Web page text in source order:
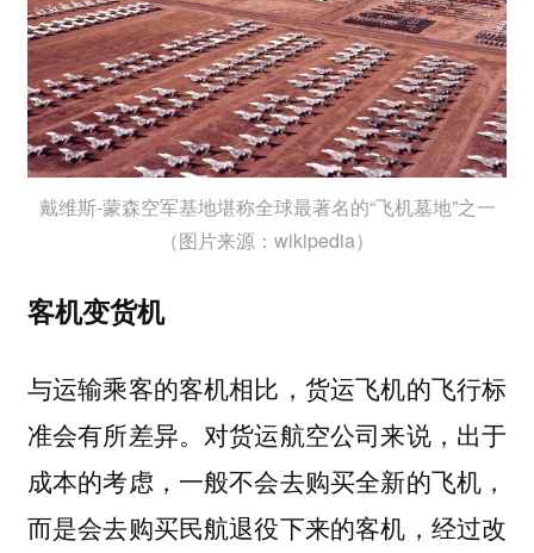
戴维斯-蒙森空军基地堪称全球最著名的“飞机墓地”之一
（图片来源：wikipedia）
客机变货机
与运输乘客的客机相比， 货运飞机的飞行标
准会有所差异。对货运航空公司来说，出于
成本的考虑，一般不会去购买全新的飞机，
而是会去购买民航退役下来的客机，经过改